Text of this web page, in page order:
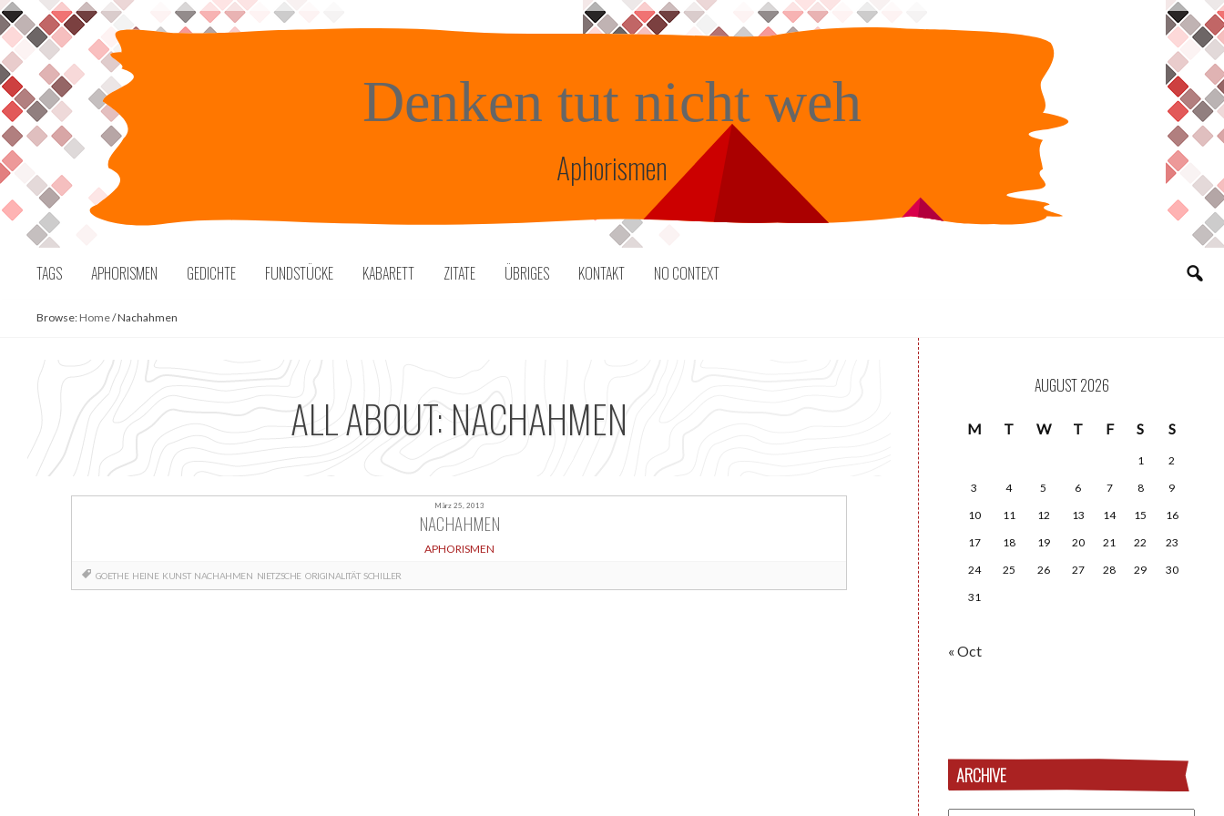
Skip
to
content
Denken tut nicht weh
Aphorismen
TAGS APHORISMEN GEDICHTE FUNDSTÜCKE KABARETT ZITATE ÜBRIGES KONTAKT NO CONTEXT
Browse: Home/Nachahmen
ALL ABOUT: NACHAHMEN
März 25, 2013
NACHAHMEN
APHORISMEN
GOETHE HEINE KUNST NACHAHMEN NIETZSCHE ORIGINALITÄT SCHILLER
AUGUST 2026
M T W T F S S
1
2
3
4 5 6 7 8
9
10
11 12 13 14 15
16
17
18 19 20 21 22
23
24
25 26 27 28 29
30
31
« Oct
ARCHIVE